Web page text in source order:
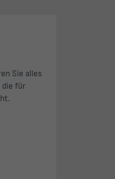
Sie alles
die für